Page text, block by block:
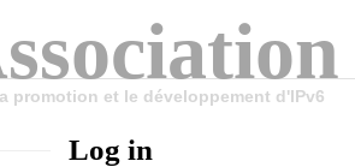
promotion et le développement d'IPv6
Log in